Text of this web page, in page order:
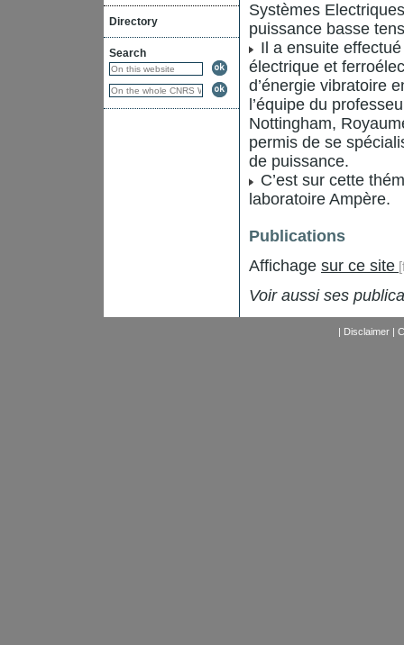
Directory
Search
Systèmes
puissance basse
Il a ensuite
électrique et
d’énergie vibratoire
l’équipe du
Nottingham,
permis de se
de puissance.
C’est sur cette
laboratoire Ampère.
Publications
Affichage sur ce site
Voir aussi ses
| Disclaimer|